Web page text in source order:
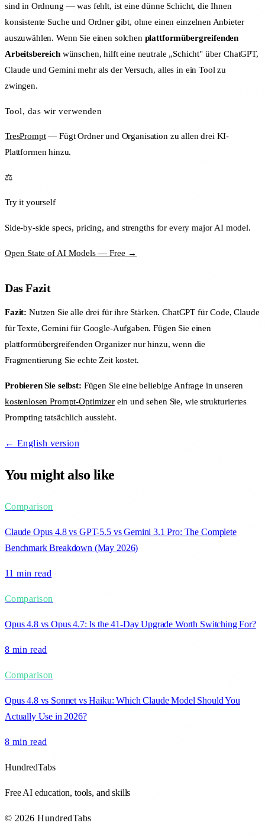
sind in Ordnung — was fehlt, ist eine dünne Schicht, die Ihnen
konsistente Suche und Ordner gibt, ohne einen einzelnen Anbieter
auszuwählen. Wenn Sie einen solchen plattformübergreifenden
Arbeitsbereichwünschen, hilft eine neutrale „Schicht" über ChatGPT,
Claude und Gemini mehr als der Versuch, alles in ein Tool zu
zwingen.
Tool, das wir verwenden
TresPrompt— Fügt Ordner und Organisation zu allen drei KI-
Plattformen hinzu.
⚖️
Try it yourself
Side-by-side specs, pricing, and strengths for every major AI model.
Open State of AI Models — Free →
Das Fazit
Fazit: Nutzen Sie alle drei für ihre Stärken. ChatGPT für Code, Claude
für Texte, Gemini für Google-Aufgaben. Fügen Sie einen
plattformübergreifenden Organizer nur hinzu, wenn die
Fragmentierung Sie echte Zeit kostet.
Probieren Sie selbst: Fügen Sie eine beliebige Anfrage in unseren
kostenlosen Prompt-Optimizerein und sehen Sie, wie strukturiertes
Prompting tatsächlich aussieht.
← English version
You might also like
Comparison
Claude Opus 4.8 vs GPT-5.5 vs Gemini 3.1 Pro: The Complete
Benchmark Breakdown (May 2026)
11 min read
Comparison
Opus 4.8 vs Opus 4.7: Is the 41-Day Upgrade Worth Switching For?
8 min read
Comparison
Opus 4.8 vs Sonnet vs Haiku: Which Claude Model Should You
Actually Use in 2026?
8 min read
HundredTabs
Free AI education, tools, and skills
© 2026 HundredTabs